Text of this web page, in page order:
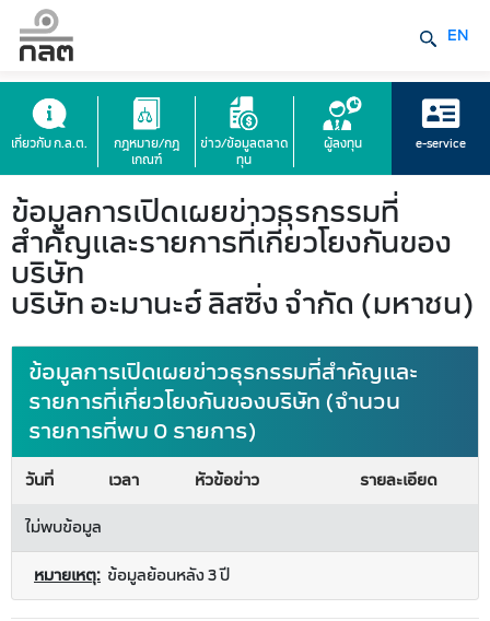
EN
เกี่ยวกับ ก.ล.ต.
กฎหมาย/กฎ
เกณฑ์
ข่าว/ข้อมูลตลาด
ทุน
ผู้ลงทุน e-service
ข้อมูลการเปิดเผยข่าวธุรกรรมที่
สำคัญและรายการที่เกี่ยวโยงกันของ
บริษัท
บริษัท อะมานะฮ์ ลิสซิ่ง จำกัด (มหาชน)
ข้อมูลการเปิดเผยข่าวธุรกรรมที่สำคัญและ
รายการที่เกี่ยวโยงกันของบริษัท (จำนวน
รายการที่พบ 0 รายการ)
วันที่ เวลา หัวข้อข่าว
รายละเอียด
ไม่พบข้อมูล
หมายเหตุ: ข้อมูลย้อนหลัง 3 ปี